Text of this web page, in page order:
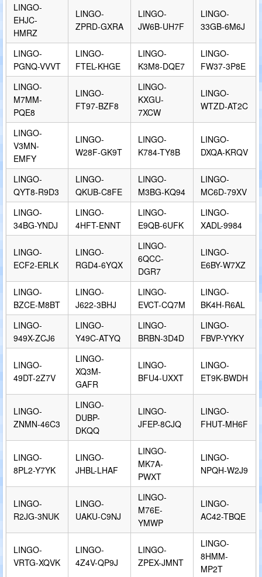
LINGO-
EHJC-
HMRZ
LINGO-
ZPRD-GXRA
LINGO-
JW6B-UH7F
LINGO-
33GB-6M6J
LINGO-
PGNQ-VVVT
LINGO-
FTEL-KHGE
LINGO-
K3M8-DQE7
LINGO-
FW37-3P8E
LINGO-
M7MM-
PQE8
LINGO-
FT97-BZF8
LINGO-
KXGU-
7XCW
LINGO-
WTZD-AT2C
LINGO-
V3MN-
EMFY
LINGO-
W28F-GK9T
LINGO-
K784-TY8B
LINGO-
DXQA-KRQV
LINGO-
QYT8-R9D3
LINGO-
QKUB-C8FE
LINGO-
M3BG-KQ94
LINGO-
MC6D-79XV
LINGO-
34BG-YNDJ
LINGO-
4HFT-ENNT
LINGO-
E9QB-6UFK
LINGO-
XADL-9984
LINGO-
ECF2-ERLK
LINGO-
RGD4-6YQX
LINGO-
6QCC-
DGR7
LINGO-
E6BY-W7XZ
LINGO-
BZCE-M8BT
LINGO-
J622-3BHJ
LINGO-
EVCT-CQ7M
LINGO-
BK4H-R6AL
LINGO-
949X-ZCJ6
LINGO-
Y49C-ATYQ
LINGO-
BRBN-3D4D
LINGO-
FBVP-YYKY
LINGO-
49DT-2Z7V
LINGO-
XQ3M-
GAFR
LINGO-
BFU4-UXXT
LINGO-
ET9K-BWDH
LINGO-
ZNMN-46C3
LINGO-
DUBP-
DKQQ
LINGO-
JFEP-8CJQ
LINGO-
FHUT-MH6F
LINGO-
8PL2-Y7YK
LINGO-
JHBL-LHAF
LINGO-
MK7A-
PWXT
LINGO-
NPQH-W2J9
LINGO-
R2JG-3NUK
LINGO-
UAKU-C9NJ
LINGO-
M76E-
YMWP
LINGO-
AC42-TBQE
LINGO-
VRTG-XQVK
LINGO-
4Z4V-QP9J
LINGO-
ZPEX-JMNT
LINGO-
8HMM-
MP2T